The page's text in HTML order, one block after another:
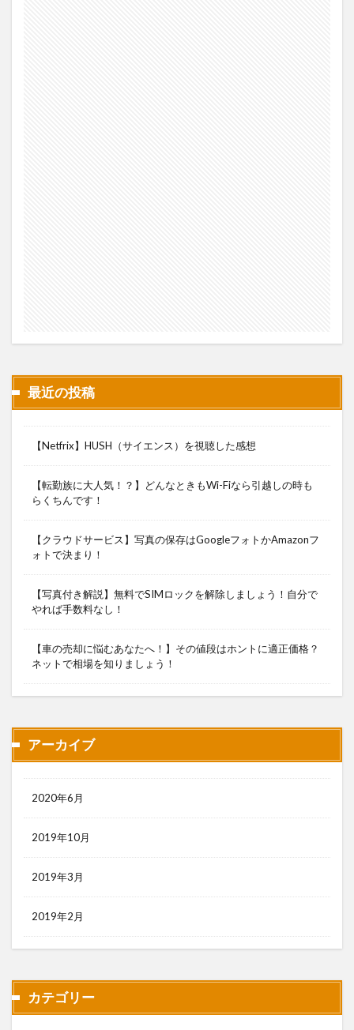
最近の投稿
【Netfrix】HUSH（サイエンス）を視聴した感想
【転勤族に大人気！？】どんなときもWi-Fiなら引越しの時も
らくちんです！
【クラウドサービス】写真の保存はGoogleフォトかAmazonフ
ォトで決まり！
【写真付き解説】無料でSIMロックを解除しましょう！自分で
やれば手数料なし！
【車の売却に悩むあなたへ！】その値段はホントに適正価格？
ネットで相場を知りましょう！
アーカイブ
2020年6月
2019年10月
2019年3月
2019年2月
カテゴリー